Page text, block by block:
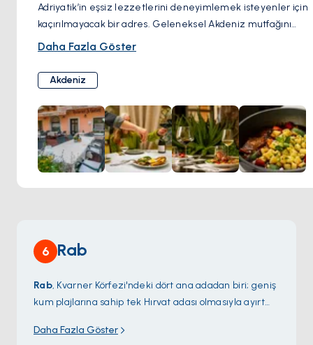
Adriyatik’in eşsiz lezzetlerini deneyimlemek isteyenler için
kaçırılmayacak bir adres. Geleneksel Akdeniz mutfağını
modern dokunuşlarla harmanlayan restoran, taze deniz
makarnalar ile misafirlerine unutulmaz bir ziyafet
sunuyor. Samimi atmosferi, geniş şarap menüsü ve kaliteli
servisiyle, burada geçirdiğiniz her an özel olacak.Za
Kantuni’de gün batımında keyifli bir akşam yemeği ya
da huzurlu bir öğle yemeği sizi bekliyor.
Daha Fazla Göster
Akdeniz
6 Rab
Rab, Kvarner Körfezi'ndeki dört ana adadan biri; geniş
kum plajlarına sahip tek Hırvat adası olmasıyla ayırt
kenarlı. En uzunu kuzey ucundaki
Daha Fazla Göster